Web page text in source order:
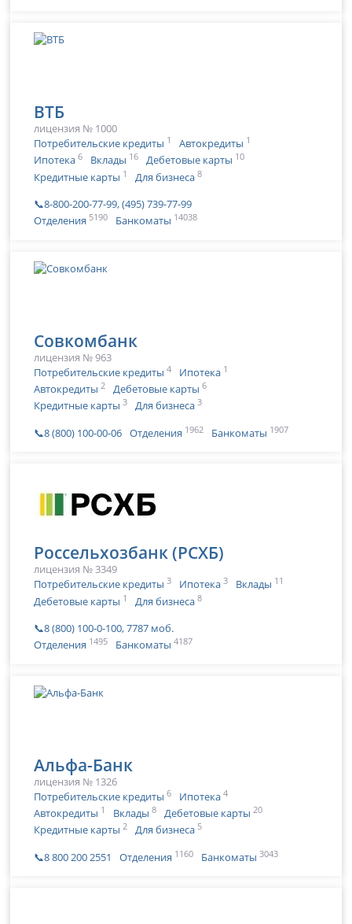
ВТБ
лицензия № 1000
Потребительские кредиты 1 Автокредиты 1
Ипотека 6 Вклады 16 Дебетовые карты 10
Кредитные карты 1 Для бизнеса 8
📞8-800-200-77-99, (495) 739-77-99
Отделения 5190 Банкоматы 14038
Совкомбанк
лицензия № 963
Потребительские кредиты 4 Ипотека 1
Автокредиты 2 Дебетовые карты 6
Кредитные карты 3 Для бизнеса 3
📞8 (800) 100-00-06 Отделения 1962 Банкоматы 1907
Россельхозбанк (РСХБ)
лицензия № 3349
Потребительские кредиты 3 Ипотека 3 Вклады 11
Дебетовые карты 1 Для бизнеса 8
📞8 (800) 100-0-100, 7787 моб.
Отделения 1495 Банкоматы 4187
Альфа-Банк
лицензия № 1326
Потребительские кредиты 6 Ипотека 4
Автокредиты 1 Вклады 8 Дебетовые карты 20
Кредитные карты 2 Для бизнеса 5
📞8 800 200 2551 Отделения 1160 Банкоматы 3043